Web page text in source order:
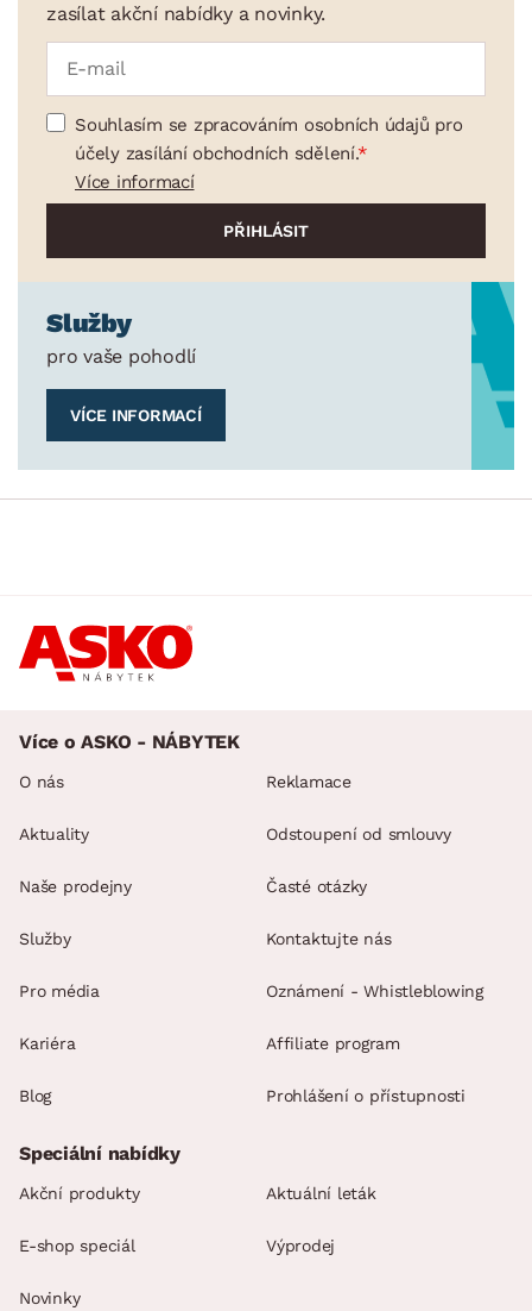
zasílat akční nabídky a novinky.
Souhlasím se zpracováním osobních údajů pro
účely zasílání obchodních sdělení.
Více informací
Služby
pro vaše pohodlí
VÍCE INFORMACÍ
Více o ASKO - NÁBYTEK
O nás
Aktuality
Naše prodejny
Služby
Pro média
Kariéra
Blog
Reklamace
Odstoupení od smlouvy
Časté otázky
Kontaktujte nás
Oznámení - Whistleblowing
Affiliate program
Prohlášení o přístupnosti
Speciální nabídky
Akční produkty Aktuální leták
E-shop speciál Výprodej
Novinky